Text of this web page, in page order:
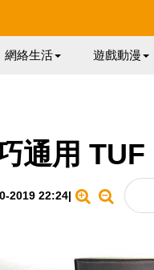
網絡生活 遊戲動漫
通用 TUF
2019 22:24|